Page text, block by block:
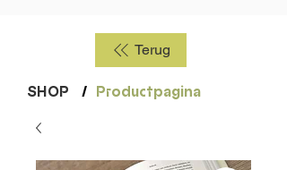
Terug
SHOP / Productpagina